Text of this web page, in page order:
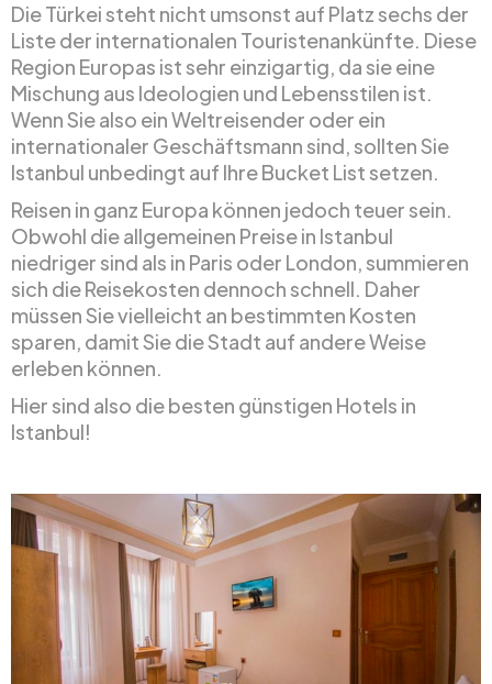
Die Türkei steht nicht umsonst auf Platz sechs der
Liste der internationalen Touristenankünfte. Diese
Region Europas ist sehr einzigartig, da sie eine
Mischung aus Ideologien und Lebensstilen ist.
Wenn Sie also ein Weltreisender oder ein
internationaler Geschäftsmann sind, sollten Sie
Istanbul unbedingt auf Ihre Bucket List setzen.
Reisen in ganz Europa können jedoch teuer sein.
Obwohl die allgemeinen Preise in Istanbul
niedriger sind als in Paris oder London, summieren
sich die Reisekosten dennoch schnell. Daher
müssen Sie vielleicht an bestimmten Kosten
sparen, damit Sie die Stadt auf andere Weise
erleben können.
Hier sind also die besten günstigen Hotels in
Istanbul!